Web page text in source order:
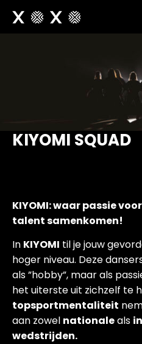
KIYOMI SQUAD
KIYOMI: waar passie
talent samenkomen!
In KIYOMI til je jouw
hoger niveau. Deze
als ”hobby”, maar als
het uiterste uit zichzelf te
topsportmentaliteit
aan zowel nationaleals
wedstrijden.